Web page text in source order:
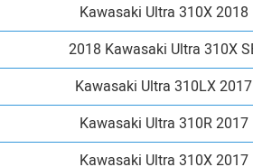
Kawasaki Ultra 310X 2018
2018 Kawasaki Ultra 310X
Kawasaki Ultra 310LX 2017
Kawasaki Ultra 310R 2017
Kawasaki Ultra 310X 2017